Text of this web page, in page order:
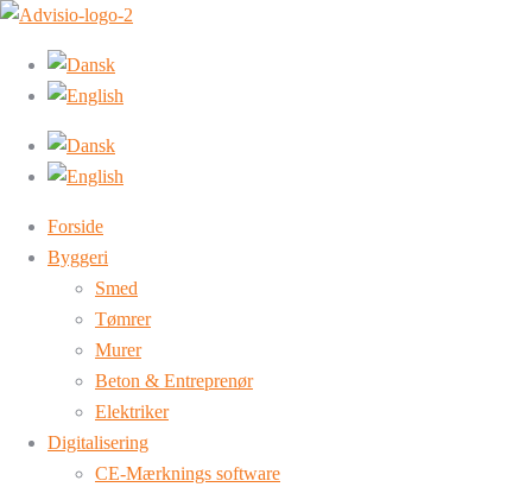
Forside
Byggeri
Smed
Tømrer
Murer
Beton & Entreprenør
Elektriker
Digitalisering
CE-Mærknings software